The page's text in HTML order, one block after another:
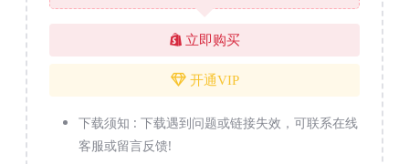
立即购买
开通VIP
下载须知 : 下载遇到问题或链接失效，可联系在线
客服或留言反馈!